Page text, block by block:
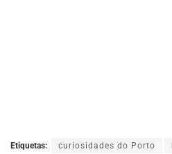
Etiquetas: curiosidades do Porto